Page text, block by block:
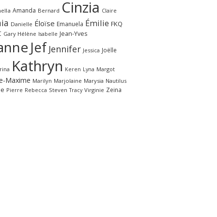
Amanda Bernard Cinzia Claire
Danielle Éloïse Emanuela Émilie FKQ
Gary Hélène Isabelle Jean-Yves
Jef Jennifer Jessica Joëlle
Kathryn Keren Lyna Margot
Maxime Marilyn Marjolaine Marysia Nautilus
Pierre Rebecca Steven Tracy Virginie Zeina